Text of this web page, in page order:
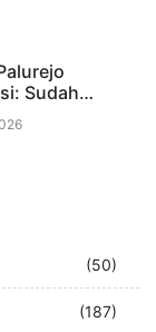
Sudah…
(50)
(187)